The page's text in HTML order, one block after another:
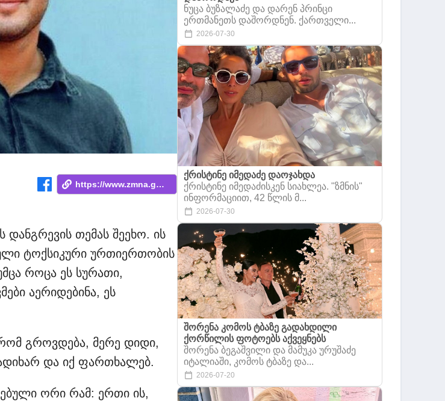
https://www.zmna.ge/news/ertkhel-tskhovr...
დანგრევის თემას შეეხო. ის
ტოქსიკური ურთიერთობის
როცა ეს სურათი,
აერიდებინა, ეს
გროვდება, მერე დიდი,
და იქ ფართხალებ.
ორი რამ: ერთი ის,
ნუცა ბუზალაძე და დარენ პრინცი
ერთმანეთს დაშორდნენ. ქართველი...
2026-07-30
ქრისტინე იმედაძე დაოჯახდა
ქრისტინე იმედაძისკენ სიახლეა. "ზმნის"
ინფორმაციით, 42 წლის მ...
2026-07-30
შორენა კომოს ტბაზე გადახდილი
ქორწილის ფოტოებს აქვეყნებს
შორენა ბეგაშვილი და მამუკა ურუშაძე
იტალიაში, კომოს ტბაზე და...
2026-07-20